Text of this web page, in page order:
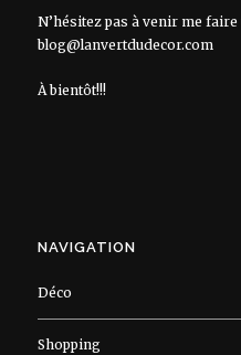
N’hésitez pas à venir me faire
blog@lanvertdudecor.com
À bientôt!!!
NAVIGATION
Déco
Shopping